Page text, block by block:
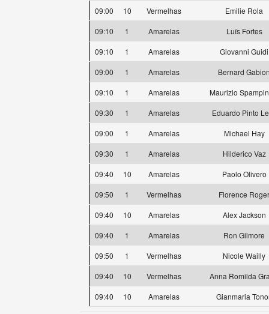
09:00
10 Vermelhas
Emilie Rola
09:10
1 Amarelas
Luís Fortes
09:10
1 Amarelas
Giovanni Guidi
09:00
1 Amarelas
Bernard
09:10
1 Amarelas
Maurizio
09:30
1 Amarelas
Eduardo Pinto
09:00
1 Amarelas
Michael Hay
09:30
1 Amarelas
Hilderico Vaz
09:40
10 Amarelas
Paolo Olivero
09:50
1 Vermelhas
Florence Roger
09:40
10 Amarelas
Alex Jackson
09:40
1 Amarelas
Ron Gilmore
09:50
1 Vermelhas
Nicole Wailly
09:40
10 Vermelhas
Anna Romilda
09:40
10 Amarelas Gianmaria